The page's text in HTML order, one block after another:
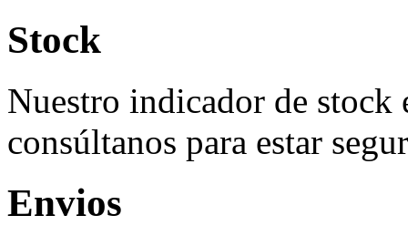
Stock
Nuestro indicador de stock
consúltanos para estar
Envios